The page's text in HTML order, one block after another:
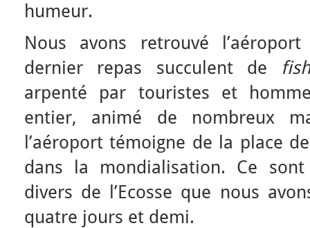
humeur.
Nous avons retrouvé
dernier repas succulent de
arpenté par touristes et
entier, animé de nombreux
l’aéroport témoigne de la place
dans la mondialisation. Ce
divers de l’Ecosse que nous
quatre jours et demi.